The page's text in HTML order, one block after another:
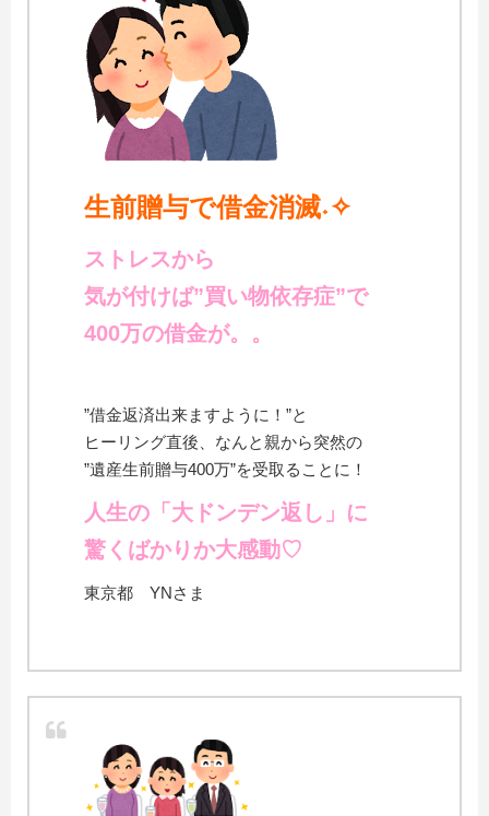
生前贈与で借金消滅˖✧
ストレスから
気が付けば”買い物依存症”で
400万の借金が。。
”借金返済出来ますように！”と
ヒーリング直後、なんと親から突然の
”遺産生前贈与400万”を受取ることに！
人生の「大ドンデン返し」に
驚くばかりか大感動♡
東京都 YNさま